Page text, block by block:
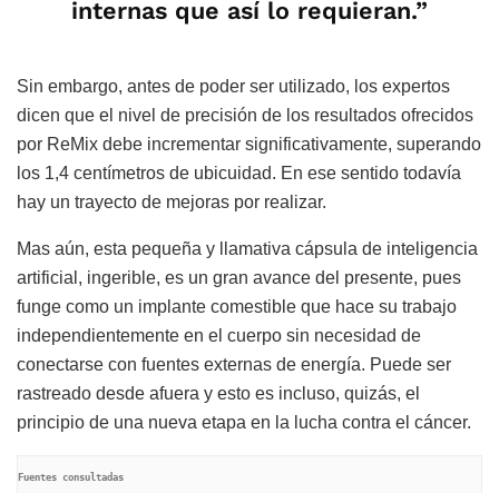
internas que así lo requieran.”
Sin embargo, antes de poder ser utilizado, los expertos
dicen que el nivel de precisión de los resultados ofrecidos
por ReMix debe incrementar significativamente, superando
los 1,4 centímetros de ubicuidad. En ese sentido todavía
hay un trayecto de mejoras por realizar.
Mas aún, esta pequeña y llamativa cápsula de inteligencia
artificial, ingerible, es un gran avance del presente, pues
funge como un implante comestible que hace su trabajo
independientemente en el cuerpo sin necesidad de
conectarse con fuentes externas de energía. Puede ser
rastreado desde afuera y esto es incluso, quizás, el
principio de una nueva etapa en la lucha contra el cáncer.
Fuentes consultadas